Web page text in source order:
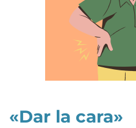
«Dar la cara»